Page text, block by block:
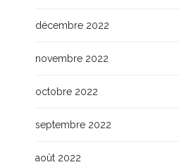
décembre 2022
novembre 2022
octobre 2022
septembre 2022
août 2022